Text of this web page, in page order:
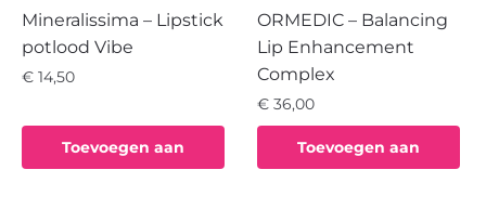
Mineralissima – Lipstick
potlood Vibe
€ 14,50
Toevoegen aan
ORMEDIC – Balancing
Lip Enhancement
Complex
€ 36,00
Toevoegen aan